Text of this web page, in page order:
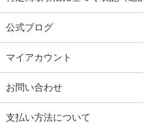
公式ブログ
マイアカウント
お問い合わせ
支払い方法について